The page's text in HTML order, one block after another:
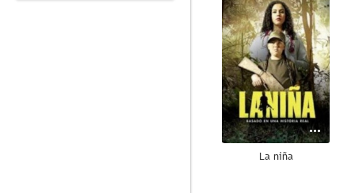
La niña